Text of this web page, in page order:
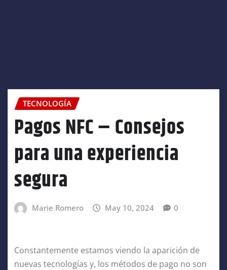
TECNOLOGÍA
Pagos NFC – Consejos
para una experiencia
segura
Marie Romero May 10, 2024 0
Constantemente estamos viendo la aparición de
nuevas tecnologías y, los métodos de pago no son